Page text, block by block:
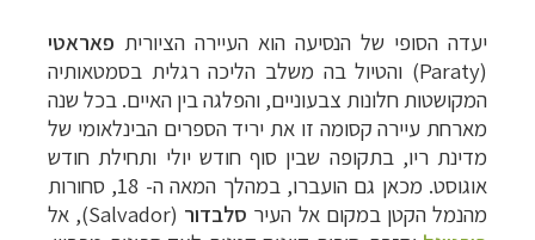
יעדה הסופי של הנסיעה הוא העיירה הציורית פאראטי
(
Paraty
) והטיול בה משלב הליכה רגלית בסמטאותיה
המקושטות חלונות צבעוניים, והפלגה בין האיים. בכל שנה
מארחת עיירה קסומה זו את יריד הספרים הבינלאומי של
מדינת ריו, בתקופה שבין סוף חודש יולי ותחילת חודש
אוגוסט. מכאן גם הועברו, במהלך המאה ה- 18, סחורות
מהנמל הקטן במקום אל העיר סלבדור (
Salvador), אל